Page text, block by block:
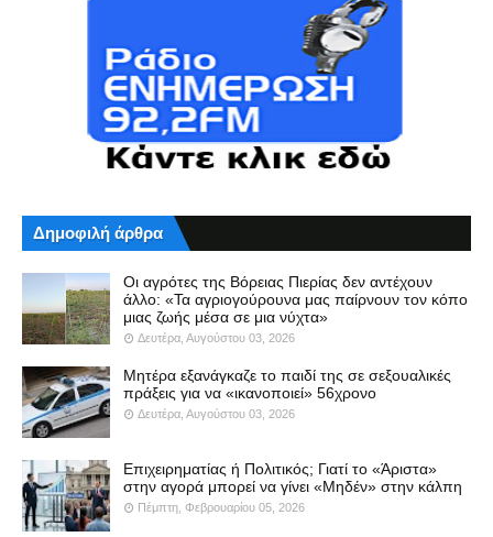
Δημοφιλή άρθρα
Οι αγρότες της Βόρειας Πιερίας δεν αντέχουν
άλλο: «Τα αγριογούρουνα μας παίρνουν τον κόπο
μιας ζωής μέσα σε μια νύχτα»
Δευτέρα, Αυγούστου 03, 2026
Μητέρα εξανάγκαζε το παιδί της σε σεξουαλικές
πράξεις για να «ικανοποιεί» 56χρονο
Δευτέρα, Αυγούστου 03, 2026
Επιχειρηματίας ή Πολιτικός; Γιατί το «Άριστα»
στην αγορά μπορεί να γίνει «Μηδέν» στην κάλπη
Πέμπτη, Φεβρουαρίου 05, 2026